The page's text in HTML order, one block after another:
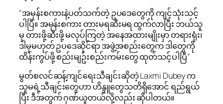
“အမုန်းစကားနဲ့ပတ်သက်တဲ့ ဥပဒေတွေကို ကျင့်သုံးသင့်
ပါပြီ။ အမုန်းစကား တားမရဆီးမရ ထွက်လာပြီး ဘယ်သူ
မှ တားဖို့ဆီးဖို့ မလုပ်ကြတဲ့ အနေအထားမျိုးမှာ တရားရုံး၊
ဒါမှမဟုတ် ဥပဒေဆိုင်ရာ အဖွဲ့အစည်းတွေက ဒါတွေကို
ထိန်းကွပ်ဖို့ စည်းမျဥ်းစည်းကမ်းတွေ ထုတ်သင့်ပါပြီ”
မွတ်စလင်ဆန့်ကျင်ရေးသီချင်းဆိုတဲ့ Laxmi Dubey က
သူမရဲ့သီချင်းတွေဟာ ဟိန္ဒူတွေသတိရှိအောင် ရည်ရွယ်
ပြီး ဒီအတွက် ဂုဏ်ယူတယ်လို့လည်း ဆိုပါတယ်။